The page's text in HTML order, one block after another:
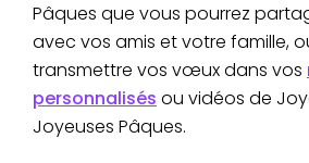
Pâques que vous pourrez
avec vos amis et votre famille,
transmettre vos vœux dans vos
personnalisés ou vidéos de
Joyeuses Pâques.